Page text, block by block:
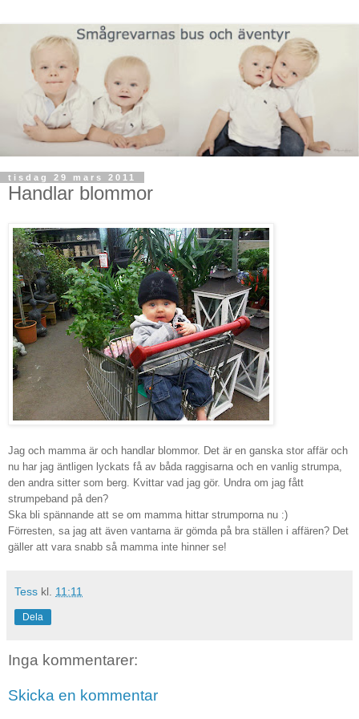
tisdag 29 mars 2011
Handlar blommor
Jag och mamma är och handlar blommor. Det är en ganska stor affär och
nu har jag äntligen lyckats få av båda raggisarna och en vanlig strumpa,
den andra sitter som berg. Kvittar vad jag gör. Undra om jag fått
strumpeband på den?
Ska bli spännande att se om mamma hittar strumporna nu :)
Förresten, sa jag att även vantarna är gömda på bra ställen i affären? Det
gäller att vara snabb så mamma inte hinner se!
Tess kl. 11:11
Dela
Inga kommentarer:
Skicka en kommentar